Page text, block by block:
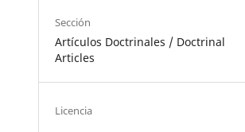
Sección
Artículos Doctrinales / Doctrinal
Articles
Licencia